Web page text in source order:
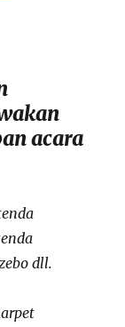
acara
dll.